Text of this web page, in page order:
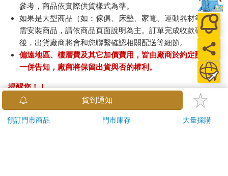
參考，商品依實際供貨樣式為準。
如果是大型商品（如：傢俱、床墊、家電、運動器材等）及
需安裝商品，請依商品頁面說明為主。訂單完成收款確認
後，出貨廠商將會和您聯繫確認相關配送等細節。
偏遠地區、樓層費及其它加價費用，皆由廠商於約定配送時
一併告知，廠商將保留出貨與否的權利。
提醒您！！
金石堂及銀行均不會請您操作ATM! 如接獲電話要求您前往
ATM提款機，請不要聽從指示，以免受騙上當！
貨到通知
預訂門市商品 門市庫存 大量採購